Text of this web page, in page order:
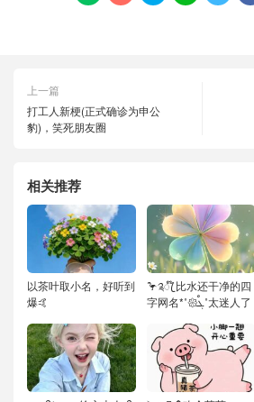
上一篇
打工人新梗(正式确诊为申公
豹)，笑死朋友圈
相关推荐
以茶叶取小名，好听到
爆🤙
🦩༉ꦿ໊ 比水还干净的四
字网名*˚𑁍ࠬܓ˚太迷人了